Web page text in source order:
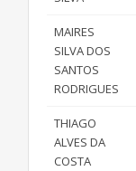
MAIRES
SILVA DOS
SANTOS
RODRIGUES
THIAGO
ALVES DA
COSTA